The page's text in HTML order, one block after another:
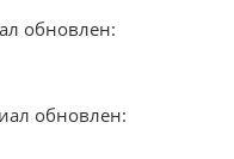
обновлен:
обновлен: